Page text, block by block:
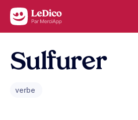
Aller au contenu
Sulfurer
verbe